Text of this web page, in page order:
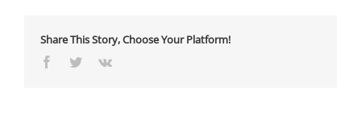
Share This Story, Choose Your Platform!
Facebook
TwitterVk